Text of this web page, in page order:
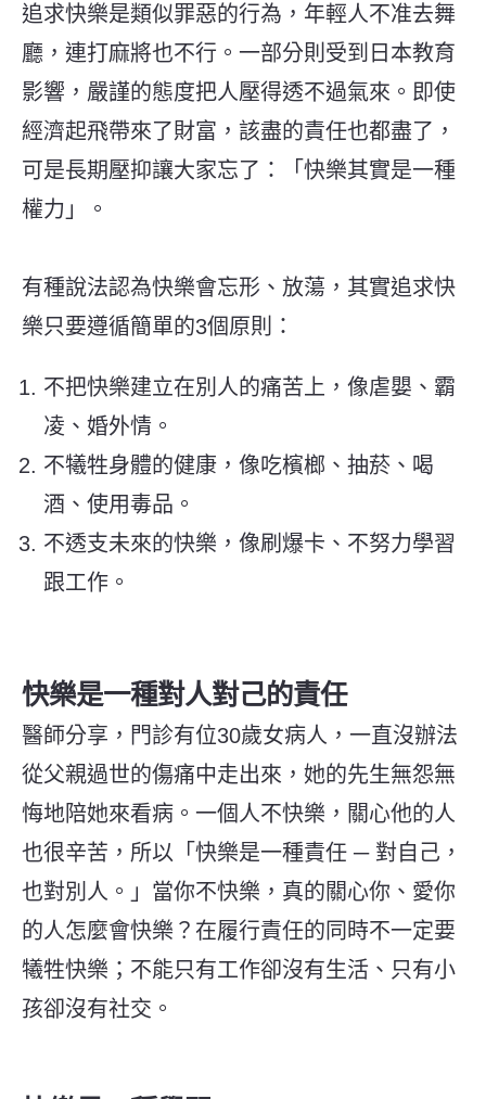
追求快樂是類似罪惡的行為，年輕人不准去舞
廳，連打麻將也不行。一部分則受到日本教育
影響，嚴謹的態度把人壓得透不過氣來。即使
經濟起飛帶來了財富，該盡的責任也都盡了，
可是長期壓抑讓大家忘了：「快樂其實是一種
權力」。
有種說法認為快樂會忘形、放蕩，其實追求快
樂只要遵循簡單的3個原則：
不把快樂建立在別人的痛苦上，像虐嬰、霸
凌、婚外情。
不犧牲身體的健康，像吃檳榔、抽菸、喝
酒、使用毒品。
不透支未來的快樂，像刷爆卡、不努力學習
跟工作。
快樂是一種對人對己的責任
醫師分享，門診有位30歲女病人，一直沒辦法
從父親過世的傷痛中走出來，她的先生無怨無
悔地陪她來看病。一個人不快樂，關心他的人
也很辛苦，所以「快樂是一種責任 ─ 對自己，
也對別人。」當你不快樂，真的關心你、愛你
的人怎麼會快樂？在履行責任的同時不一定要
犧牲快樂；不能只有工作卻沒有生活、只有小
孩卻沒有社交。